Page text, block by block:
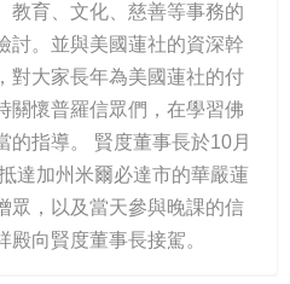
教育、文化、慈善等事務的
討。並與美國蓮社的資深幹
對大家長年為美國蓮社的付
關懷普羅信眾們，在學習佛
的指導。 賢度董事長於10月
達加州米爾必達市的華嚴蓮
眾，以及當天參與晚課的信
向賢度董事長接駕。